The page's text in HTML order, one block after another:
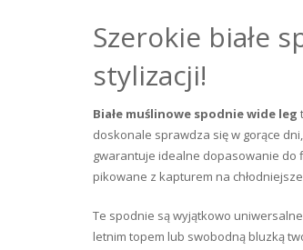
Szerokie białe
stylizacji!
Białe muślinowe spodnie wide leg
doskonale sprawdza się w gorące
gwarantuje idealne dopasowanie do
pikowane z kapturem na
Te spodnie są wyjątkowo
letnim topem lub swobodną bluzką